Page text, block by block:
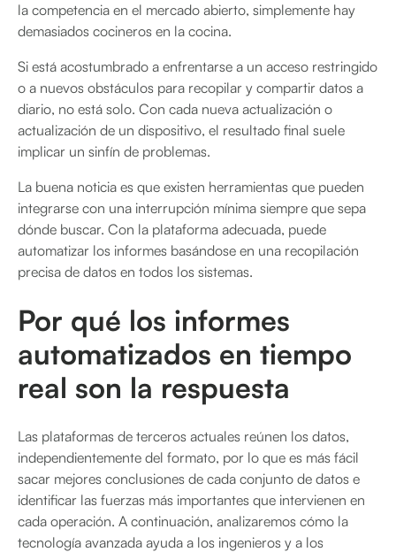
la competencia en el mercado abierto, simplemente hay
demasiados cocineros en la cocina.
Si está acostumbrado a enfrentarse a un acceso restringido
o a nuevos obstáculos para recopilar y compartir datos a
diario, no está solo. Con cada nueva actualización o
actualización de un dispositivo, el resultado final suele
implicar un sinfín de problemas.
La buena noticia es que existen herramientas que pueden
integrarse con una interrupción mínima siempre que sepa
dónde buscar. Con la plataforma adecuada, puede
automatizar los informes basándose en una recopilación
precisa de datos en todos los sistemas.
Por qué los informes
automatizados en tiempo
real son la respuesta
Las plataformas de terceros actuales reúnen los datos,
independientemente del formato, por lo que es más fácil
sacar mejores conclusiones de cada conjunto de datos e
identificar las fuerzas más importantes que intervienen en
cada operación. A continuación, analizaremos cómo la
tecnología avanzada ayuda a los ingenieros y a los